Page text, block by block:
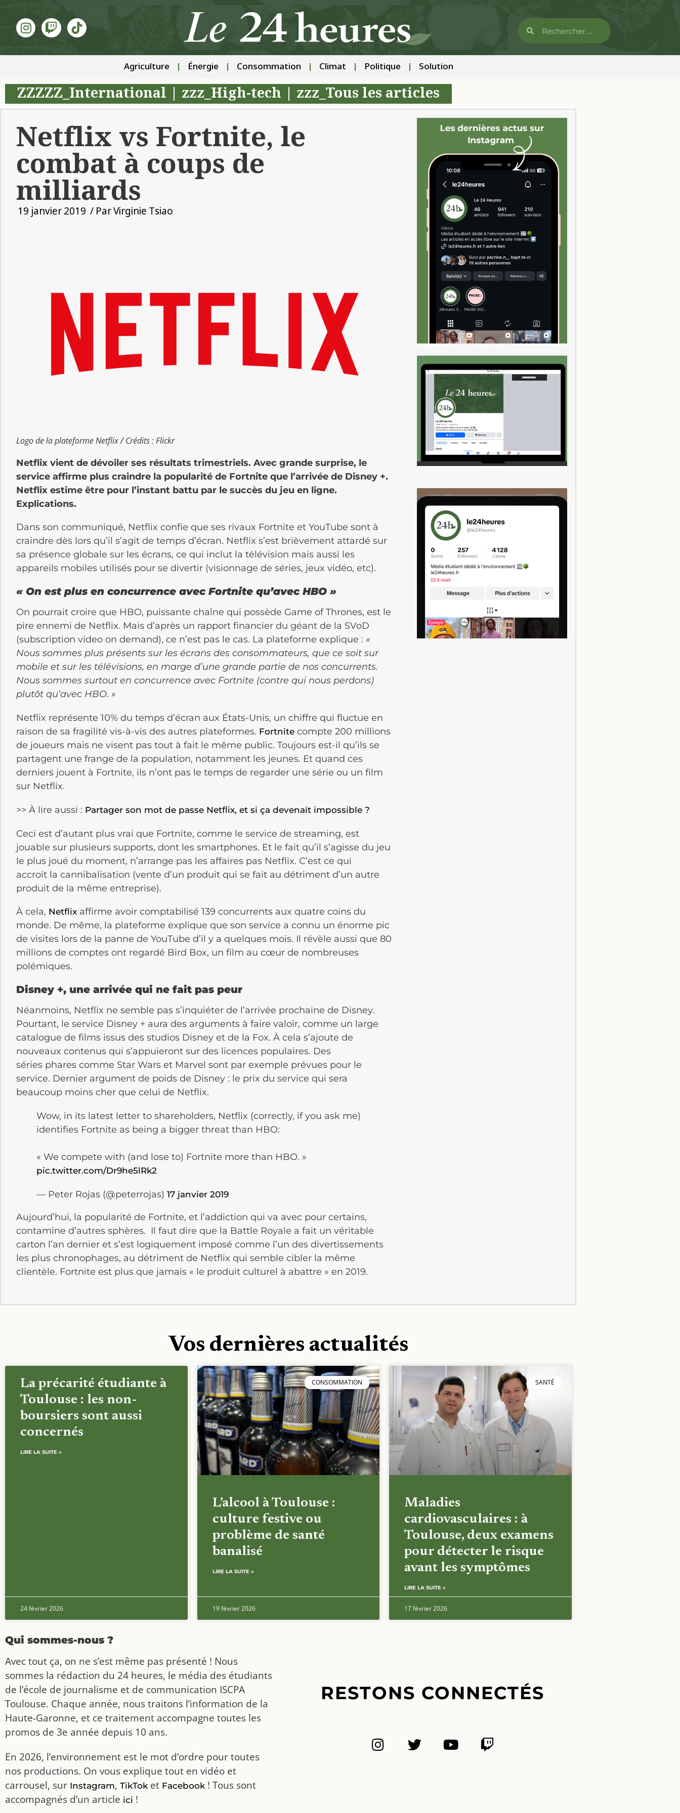
Agriculture Énergie Consommation Climat Politique Solution
ZZZZZ_International zzz_High-tech zzz_Tous les articles
Netflix vs Fortnite, le
combat à coups de
milliards
19 janvier 2019 / ParVirginie Tsiao
Logo de la plateforme Netflix / Crédits : Flickr
Netflix vient de dévoiler ses résultats trimestriels. Avec grande surprise, le
service affirme plus craindre la popularité de Fortnite que l’arrivée de Disney +.
Netflix estime être pour l’instant battu par le succès du jeu en ligne.
Explications.
Dans son communiqué, Netflix confie que ses rivaux Fortnite et YouTube sont à
craindre dès lors qu’il s’agit de temps d’écran. Netflix s’est brièvement attardé sur
sa présence globale sur les écrans, ce qui inclut la télévision mais aussi les
appareils mobiles utilisés pour se divertir (visionnage de séries, jeux vidéo, etc).
« On est plus en concurrence avec Fortnite qu’avec HBO »
On pourrait croire que HBO, puissante chaîne qui possède Game of Thrones, est le
pire ennemi de Netflix. Mais d’après un rapport financier du géant de la SVoD
(subscription video on demand), ce n’est pas le cas. La plateforme explique : «
Nous sommes plus présents sur les écrans des consommateurs, que ce soit sur
mobile et sur les télévisions, en marge d’une grande partie de nos concurrents.
Nous sommes surtout en concurrence avec Fortnite (contre qui nous perdons)
plutôt qu’avec HBO. »
Netflix représente 10% du temps d’écran aux États-Unis, un chiffre qui fluctue en
raison de sa fragilité vis-à-vis des autres plateformes. Fortnite compte 200 millions
de joueurs mais ne visent pas tout à fait le même public. Toujours est-il qu’ils se
partagent une frange de la population, notamment les jeunes. Et quand ces
derniers jouent à Fortnite, ils n’ont pas le temps de regarder une série ou un film
sur Netflix.
>> À lire aussi : Partager son mot de passe Netflix, et si ça devenait impossible ?
Ceci est d’autant plus vrai que Fortnite, comme le service de streaming, est
jouable sur plusieurs supports, dont les smartphones. Et le fait qu’il s’agisse du jeu
le plus joué du moment, n’arrange pas les affaires pas Netflix. C’est ce qui
accroit la cannibalisation (vente d’un produit qui se fait au détriment d’un autre
produit de la même entreprise).
À cela, Netflix affirme avoir comptabilisé 139 concurrents aux quatre coins du
monde. De même, la plateforme explique que son service a connu un énorme pic
de visites lors de la panne de YouTube d’il y a quelques mois. Il révèle aussi que 80
millions de comptes ont regardé Bird Box, un film au cœur de nombreuses
polémiques.
Disney +, une arrivée qui ne fait pas peur
Néanmoins, Netflix ne semble pas s’inquiéter de l’arrivée prochaine de Disney.
Pourtant, le service Disney + aura des arguments à faire valoir, comme un large
catalogue de films issus des studios Disney et de la Fox. À cela s’ajoute de
nouveaux contenus qui s’appuieront sur des licences populaires. Des
séries phares comme Star Wars et Marvel sont par exemple prévues pour le
service. Dernier argument de poids de Disney : le prix du service qui sera
beaucoup moins cher que celui de Netflix.
Wow, in its latest letter to shareholders, Netflix (correctly, if you ask me)
identifies Fortnite as being a bigger threat than HBO:
« We compete with (and lose to) Fortnite more than HBO. »
pic.twitter.com/Dr9he5lRk2
— Peter Rojas (@peterrojas) 17 janvier 2019
Aujourd’hui, la popularité de Fortnite, et l’addiction qui va avec pour certains,
contamine d’autres sphères. Il faut dire que la Battle Royale a fait un véritable
carton l’an dernier et s’est logiquement imposé comme l’un des divertissements
les plus chronophages, au détriment de Netflix qui semble cibler la même
clientèle. Fortnite est plus que jamais « le produit culturel à abattre » en 2019.
Vos dernières actualités
La précarité étudiante à
Toulouse : les non-
boursiers sont aussi
concernés
LIRE LA SUITE »
24 février 2026
CONSOMMATION
L’alcool à Toulouse :
culture festive ou
problème de santé
banalisé
LIRE LA SUITE »
19 février 2026
SANTÉ
Maladies
cardiovasculaires : à
Toulouse, deux examens
pour détecter le risque
avant les symptômes
LIRE LA SUITE »
17 février 2026
Qui sommes-nous ?
Avec tout ça, on ne s’est même pas présenté ! Nous
sommes la rédaction du 24 heures, le média des étudiants
de l’école de journalisme et de communication ISCPA
Toulouse. Chaque année, nous traitons l’information de la
Haute-Garonne, et ce traitement accompagne toutes les
promos de 3e année depuis 10 ans.
En 2026, l’environnement est le mot d’ordre pour toutes
nos productions. On vous explique tout en vidéo et
carrousel, sur Instagram, TikToket Facebook! Tous sont
accompagnés d’un article ici !
RESTONS CONNECTÉS